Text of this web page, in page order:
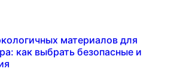
материалов для
как выбрать безопасные и